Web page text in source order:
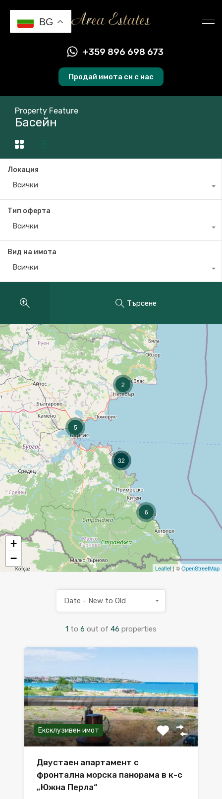
+359 896 698 673
Продай имота си с нас
Property Feature
Басейн
Локация
Всички
Тип оферта
Всички
Вид на имота
Всички
Търсене
2
5
6
32
+
−
Leaflet | ©OpenStreetMap
1 to 6 out of 46 properties
Date - New to Old
Ексклузивен имот
Двустаен апартамент с
фронтална морска панорама в к-с
„Южна Перла“
BG